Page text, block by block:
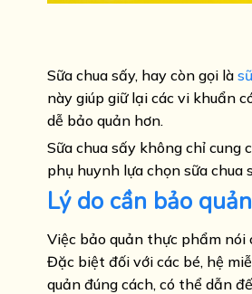
Sữa chua sấy, hay còn gọi là
này giúp giữ lại các vi khuẩn
dễ bảo quản hơn.
Sữa chua sấy không chỉ cung
phụ huynh lựa chọn sữa
Lý do cần bảo
Việc bảo quản thực phẩm nói
Đặc biệt đối với các bé, hệ
quản đúng cách, có thể dẫn